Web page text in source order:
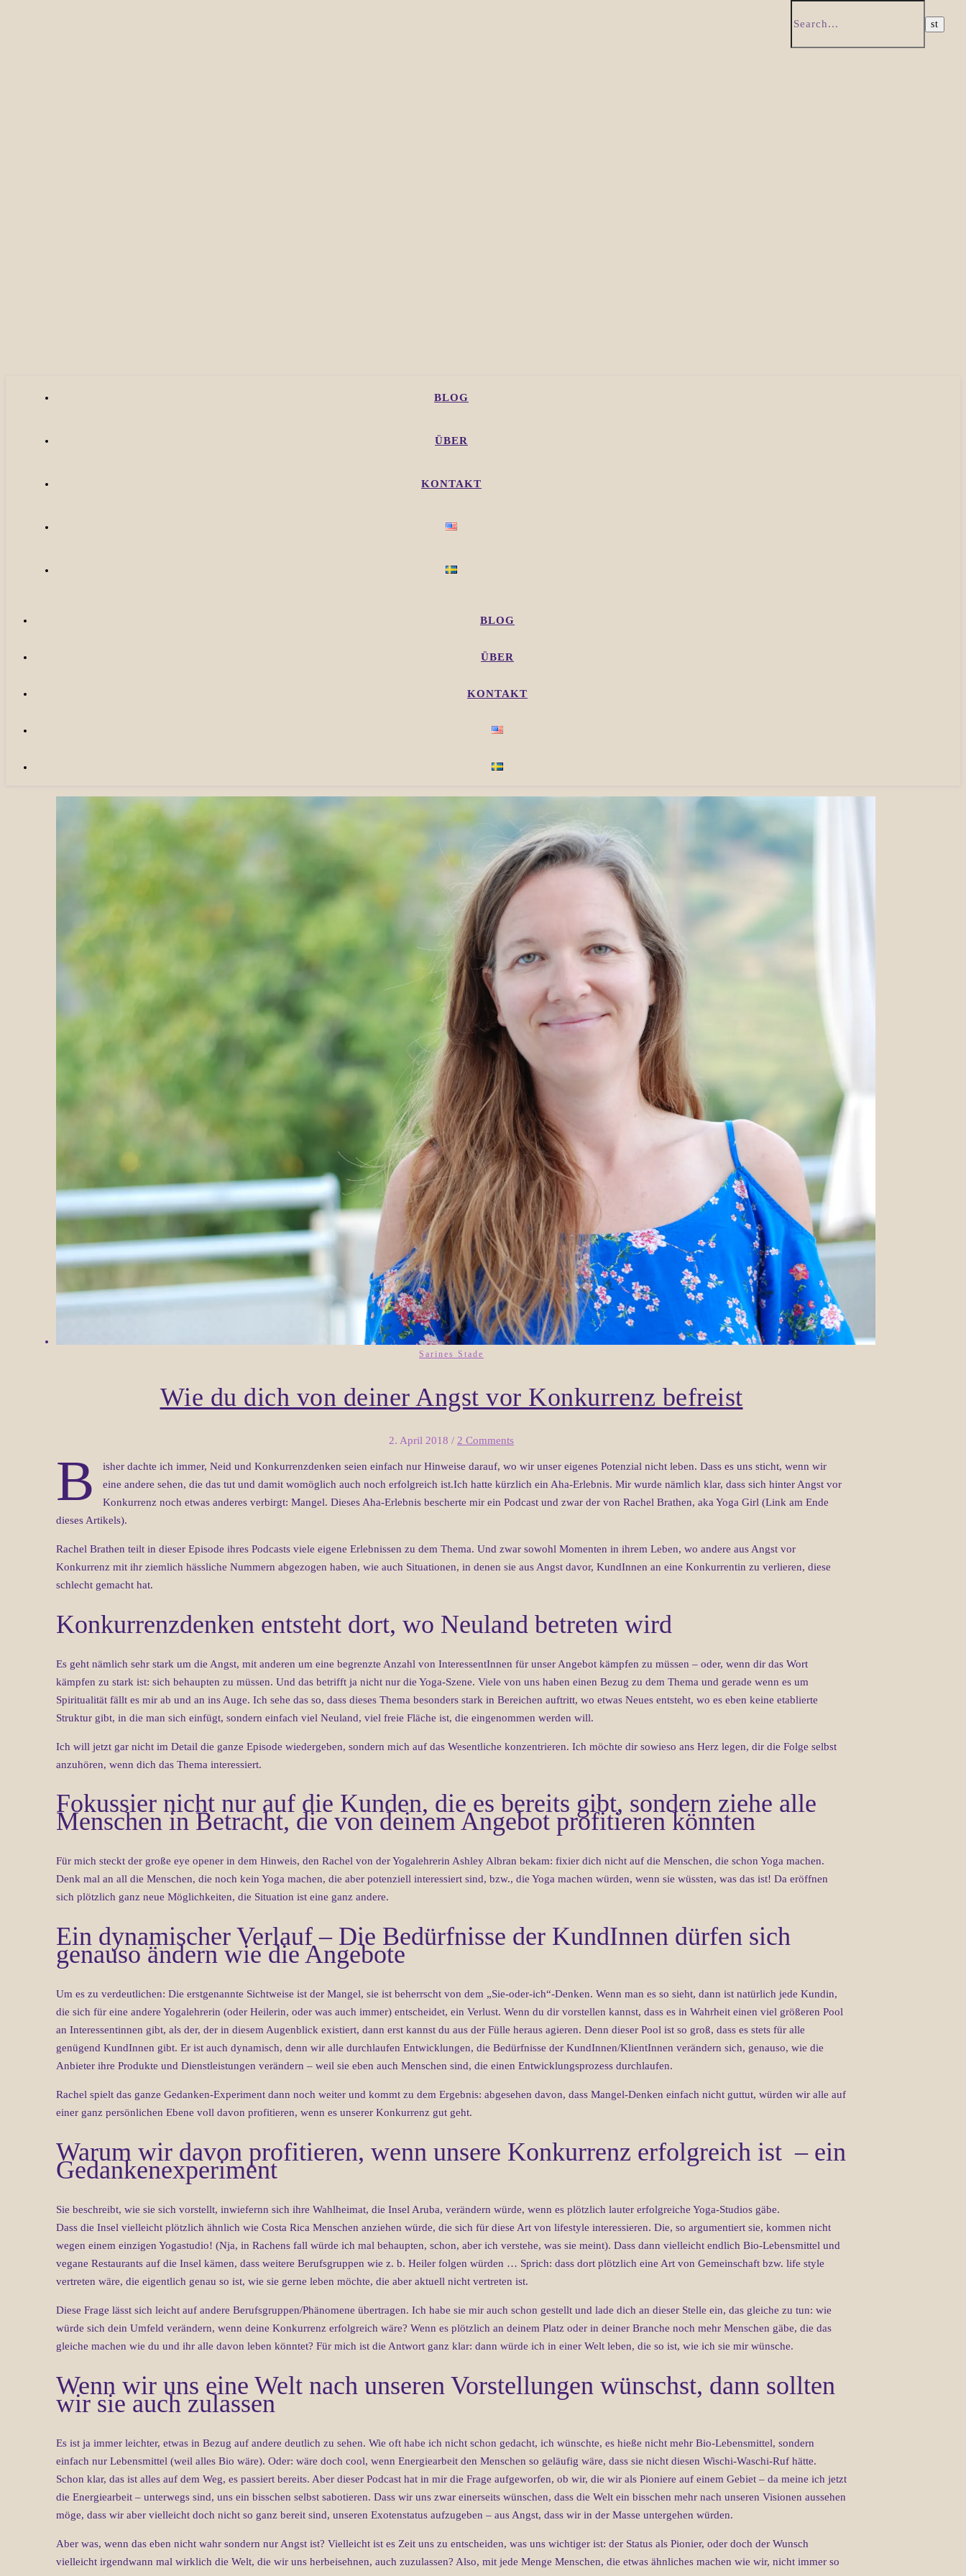
BLOG
ÜBER
KONTAKT
BLOG
ÜBER
KONTAKT
Sarines Stade
Wie du dich von deiner Angst vor Konkurrenz befreist
2. April 2018 / 2 Comments
B
isher dachte ich immer, Neid und Konkurrenzdenken seien einfach nur Hinweise darauf, wo wir unser eigenes Potenzial nicht leben. Dass es uns sticht, wenn wir
eine andere sehen, die das tut und damit womöglich auch noch erfolgreich ist.Ich hatte kürzlich ein Aha-Erlebnis. Mir wurde nämlich klar, dass sich hinter Angst vor
Konkurrenz noch etwas anderes verbirgt: Mangel. Dieses Aha-Erlebnis bescherte mir ein Podcast und zwar der von Rachel Brathen, aka Yoga Girl (Link am Ende
dieses Artikels).
Rachel Brathen teilt in dieser Episode ihres Podcasts viele eigene Erlebnissen zu dem Thema. Und zwar sowohl Momenten in ihrem Leben, wo andere aus Angst vor
Konkurrenz mit ihr ziemlich hässliche Nummern abgezogen haben, wie auch Situationen, in denen sie aus Angst davor, KundInnen an eine Konkurrentin zu verlieren, diese
schlecht gemacht hat.
Konkurrenzdenken entsteht dort, wo Neuland betreten wird
Es geht nämlich sehr stark um die Angst, mit anderen um eine begrenzte Anzahl von InteressentInnen für unser Angebot kämpfen zu müssen – oder, wenn dir das Wort
kämpfen zu stark ist: sich behaupten zu müssen. Und das betrifft ja nicht nur die Yoga-Szene. Viele von uns haben einen Bezug zu dem Thema und gerade wenn es um
Spiritualität fällt es mir ab und an ins Auge. Ich sehe das so, dass dieses Thema besonders stark in Bereichen auftritt, wo etwas Neues entsteht, wo es eben keine etablierte
Struktur gibt, in die man sich einfügt, sondern einfach viel Neuland, viel freie Fläche ist, die eingenommen werden will.
Ich will jetzt gar nicht im Detail die ganze Episode wiedergeben, sondern mich auf das Wesentliche konzentrieren. Ich möchte dir sowieso ans Herz legen, dir die Folge selbst
anzuhören, wenn dich das Thema interessiert.
Fokussier nicht nur auf die Kunden, die es bereits gibt, sondern ziehe alle
Menschen in Betracht, die von deinem Angebot profitieren könnten
Für mich steckt der große eye opener in dem Hinweis, den Rachel von der Yogalehrerin Ashley Albran bekam: fixier dich nicht auf die Menschen, die schon Yoga machen.
Denk mal an all die Menschen, die noch kein Yoga machen, die aber potenziell interessiert sind, bzw., die Yoga machen würden, wenn sie wüssten, was das ist! Da eröffnen
sich plötzlich ganz neue Möglichkeiten, die Situation ist eine ganz andere.
Ein dynamischer Verlauf – Die Bedürfnisse der KundInnen dürfen sich
genauso ändern wie die Angebote
Um es zu verdeutlichen: Die erstgenannte Sichtweise ist der Mangel, sie ist beherrscht von dem „Sie-oder-ich“-Denken. Wenn man es so sieht, dann ist natürlich jede Kundin,
die sich für eine andere Yogalehrerin (oder Heilerin, oder was auch immer) entscheidet, ein Verlust. Wenn du dir vorstellen kannst, dass es in Wahrheit einen viel größeren Pool
an Interessentinnen gibt, als der, der in diesem Augenblick existiert, dann erst kannst du aus der Fülle heraus agieren. Denn dieser Pool ist so groß, dass es stets für alle
genügend KundInnen gibt. Er ist auch dynamisch, denn wir alle durchlaufen Entwicklungen, die Bedürfnisse der KundInnen/KlientInnen verändern sich, genauso, wie die
Anbieter ihre Produkte und Dienstleistungen verändern – weil sie eben auch Menschen sind, die einen Entwicklungsprozess durchlaufen.
Rachel spielt das ganze Gedanken-Experiment dann noch weiter und kommt zu dem Ergebnis: abgesehen davon, dass Mangel-Denken einfach nicht guttut, würden wir alle auf
einer ganz persönlichen Ebene voll davon profitieren, wenn es unserer Konkurrenz gut geht.
Warum wir davon profitieren, wenn unsere Konkurrenz erfolgreich ist – ein
Gedankenexperiment
Sie beschreibt, wie sie sich vorstellt, inwiefernn sich ihre Wahlheimat, die Insel Aruba, verändern würde, wenn es plötzlich lauter erfolgreiche Yoga-Studios gäbe.
Dass die Insel vielleicht plötzlich ähnlich wie Costa Rica Menschen anziehen würde, die sich für diese Art von lifestyle interessieren. Die, so argumentiert sie, kommen nicht
wegen einem einzigen Yogastudio! (Nja, in Rachens fall würde ich mal behaupten, schon, aber ich verstehe, was sie meint). Dass dann vielleicht endlich Bio-Lebensmittel und
vegane Restaurants auf die Insel kämen, dass weitere Berufsgruppen wie z. b. Heiler folgen würden … Sprich: dass dort plötzlich eine Art von Gemeinschaft bzw. life style
vertreten wäre, die eigentlich genau so ist, wie sie gerne leben möchte, die aber aktuell nicht vertreten ist.
Diese Frage lässt sich leicht auf andere Berufsgruppen/Phänomene übertragen. Ich habe sie mir auch schon gestellt und lade dich an dieser Stelle ein, das gleiche zu tun: wie
würde sich dein Umfeld verändern, wenn deine Konkurrenz erfolgreich wäre? Wenn es plötzlich an deinem Platz oder in deiner Branche noch mehr Menschen gäbe, die das
gleiche machen wie du und ihr alle davon leben könntet? Für mich ist die Antwort ganz klar: dann würde ich in einer Welt leben, die so ist, wie ich sie mir wünsche.
Wenn wir uns eine Welt nach unseren Vorstellungen wünschst, dann sollten
wir sie auch zulassen
Es ist ja immer leichter, etwas in Bezug auf andere deutlich zu sehen. Wie oft habe ich nicht schon gedacht, ich wünschte, es hieße nicht mehr Bio-Lebensmittel, sondern
einfach nur Lebensmittel (weil alles Bio wäre). Oder: wäre doch cool, wenn Energiearbeit den Menschen so geläufig wäre, dass sie nicht diesen Wischi-Waschi-Ruf hätte.
Schon klar, das ist alles auf dem Weg, es passiert bereits. Aber dieser Podcast hat in mir die Frage aufgeworfen, ob wir, die wir als Pioniere auf einem Gebiet – da meine ich jetzt
die Energiearbeit – unterwegs sind, uns ein bisschen selbst sabotieren. Dass wir uns zwar einerseits wünschen, dass die Welt ein bisschen mehr nach unseren Visionen aussehen
möge, dass wir aber vielleicht doch nicht so ganz bereit sind, unseren Exotenstatus aufzugeben – aus Angst, dass wir in der Masse untergehen würden.
Aber was, wenn das eben nicht wahr sondern nur Angst ist? Vielleicht ist es Zeit uns zu entscheiden, was uns wichtiger ist: der Status als Pionier, oder doch der Wunsch
vielleicht irgendwann mal wirklich die Welt, die wir uns herbeisehnen, auch zuzulassen? Also, mit jede Menge Menschen, die etwas ähnliches machen wie wir, nicht immer so